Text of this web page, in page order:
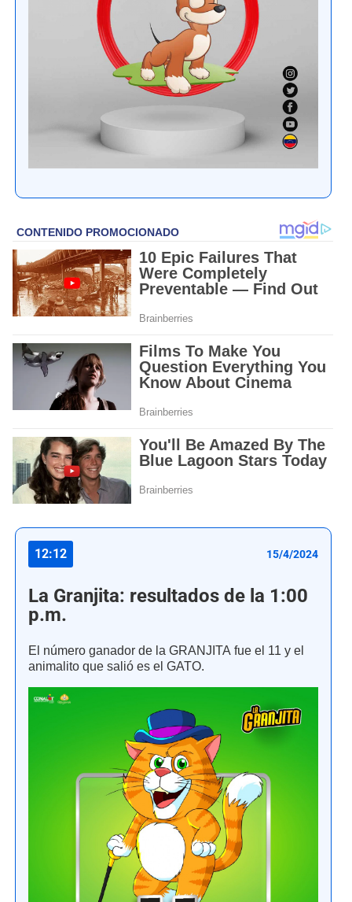
12:12 15/4/2024
La Granjita: resultados de la 1:00
p.m.
El número ganador de la GRANJITA fue el 11 y el
animalito que salió es el GATO.